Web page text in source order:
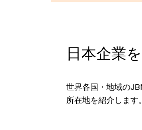
日本企業
世界各国・地域の
所在地を紹介します。